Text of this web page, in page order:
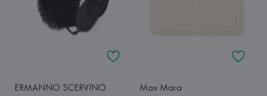
ERMANNO SCERVINO Max Mara